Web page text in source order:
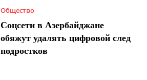
Общество
Соцсети в Азербайджане
обяжут удалять цифровой след
подростков